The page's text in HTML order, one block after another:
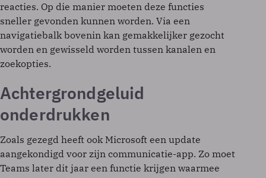
reacties. Op die manier moeten deze functies
sneller gevonden kunnen worden. Via een
navigatiebalk bovenin kan gemakkelijker gezocht
worden en gewisseld worden tussen kanalen en
zoekopties.
Achtergrondgeluid
onderdrukken
Zoals gezegd heeft ook Microsoft een update
aangekondigd voor zijn communicatie-app. Zo moet
Teams later dit jaar een functie krijgen waarmee